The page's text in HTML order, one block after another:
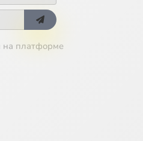
на платформе